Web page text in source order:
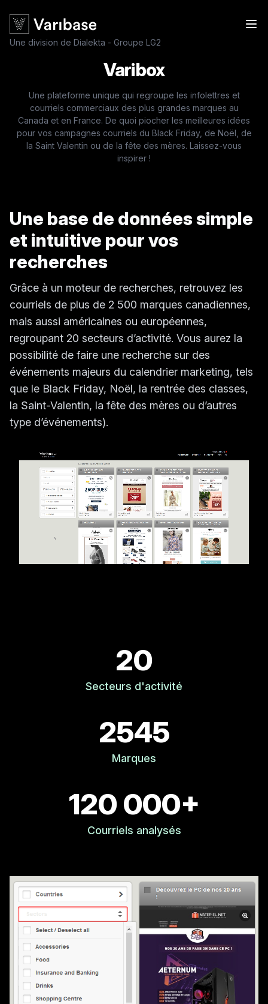
Une division de Dialekta - Groupe LG2
Varibox
Une plateforme unique qui regroupe les infolettres et
courriels commerciaux des plus grandes marques au
Canada et en France. De quoi piocher les meilleures idées
pour vos campagnes courriels du Black Friday, de Noël, de
la Saint Valentin ou de la fête des mères. Laissez-vous
inspirer !
Une base de données simple
et intuitive pour vos
recherches
Grâce à un moteur de recherches, retrouvez les
courriels de plus de 2 500 marques canadiennes,
mais aussi américaines ou européennes,
regroupant 20 secteurs d’activité. Vous aurez la
possibilité de faire une recherche sur des
événements majeurs du calendrier marketing, tels
que le Black Friday, Noël, la rentrée des classes,
la Saint-Valentin, la fête des mères ou d’autres
type d’événements).
Secteurs d'activité
20
Marques
2545
Courriels analysés
120 000+